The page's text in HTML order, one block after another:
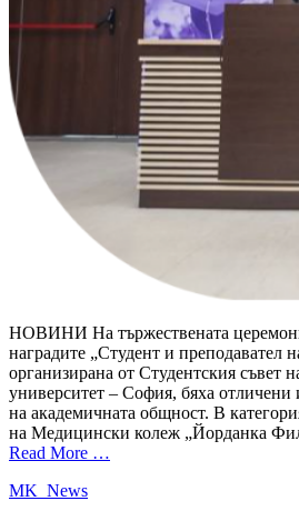
НОВИНИ На тържествената
наградите „Студент и преподавател
организирана от Студентския съвет
университет – София, бяха отличени
на академичната общност. В
на Медицински колеж „Йорданка
Read More …
MK_News